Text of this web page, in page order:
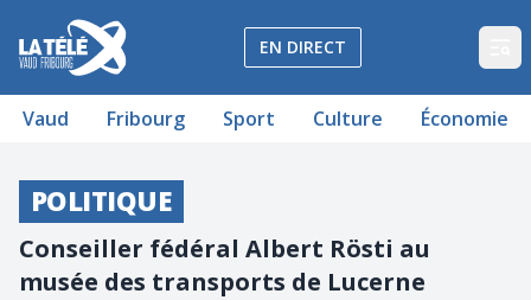
La Télé - Télévision régionale Vaud et Fribourg
EN DIRECT
Vaud Fribourg Sport Culture Économie
POLITIQUE
Conseiller fédéral Albert Rösti au
musée des transports de Lucerne